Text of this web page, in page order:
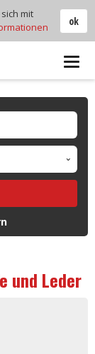
und Leder
ok
mit